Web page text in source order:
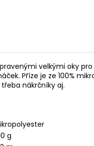
velkými oky
Příze je ze 100%
nákrčníky aj.
g